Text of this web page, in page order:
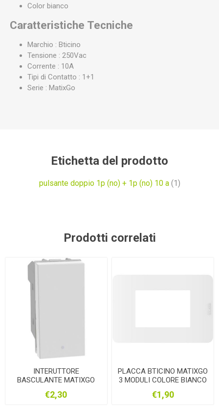
Color bianco
Caratteristiche Tecniche
Marchio : Bticino
Tensione : 250Vac
Corrente : 10A
Tipi di Contatto : 1+1
Serie : MatixGo
Etichetta del prodotto
pulsante doppio 1p (no) + 1p (no) 10 a (1)
Prodotti correlati
INTERUTTORE
BASCULANTE MATIXGO
€2,30
PLACCA BTICINO MATIXGO
3 MODULI COLORE BIANCO
€1,90